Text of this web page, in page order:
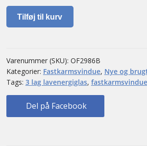
Fastkarmsvindue
antal
Tilføj til kurv
Varenummer (SKU): OF2986B
Kategorier: Fastkarmsvindue, Nye og
Tags: 3 lag lavenergiglas, fastkarmsvindue
Del på Facebook